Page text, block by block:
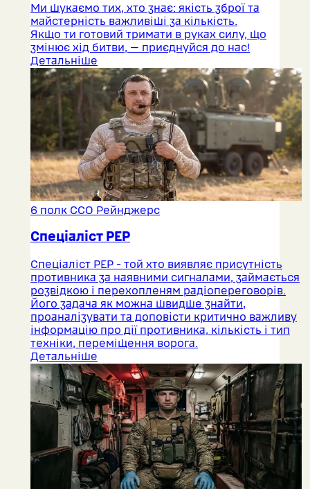
Ми шукаємо тих, хто знає: якість зброї та
майстерність важливіші за кількість.
Якщо ти готовий тримати в руках силу, що
змінює хід битви, — приєднуйся до нас!
Детальніше
6 полк ССО Рейнджерс
Спеціаліст РЕР
Спеціаліст РЕР - той хто виявляє присутність
противника за наявними сигналами, займається
розвідкою і перехопленям радіопереговорів.
Його задача як можна швидше знайти,
проаналізувати та доповісти критично важливу
інформацію про дії противника, кількість і тип
техніки, переміщення ворога.
Детальніше